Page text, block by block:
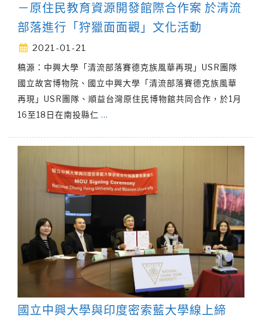
－原住民教育資源開發館際合作案 於清流
部落進行「狩獵面面觀」文化活動
2021-01-21
稿源：中興大學「清流部落賽德克族風華再現」USR團隊
國立故宮博物院、國立中興大學「清流部落賽德克族風華
再現」USR團隊、順益台灣原住民博物館共同合作，於1月
16至18日在南投縣仁 …
國立中興大學與印度密索藍大學線上締